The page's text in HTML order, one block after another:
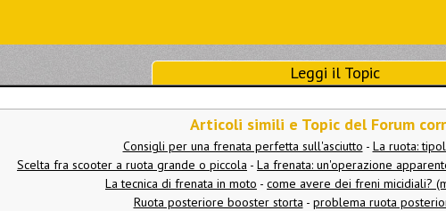
Leggi il Topic
Articoli simili e Topic del Forum
Consigli per una frenata perfetta sull'asciutto - La ruota:
Scelta fra scooter a ruota grande o piccola - La frenata: un'operazione
La tecnica di frenata in moto - come avere dei freni micidiali?
Ruota posteriore booster storta - problema ruota